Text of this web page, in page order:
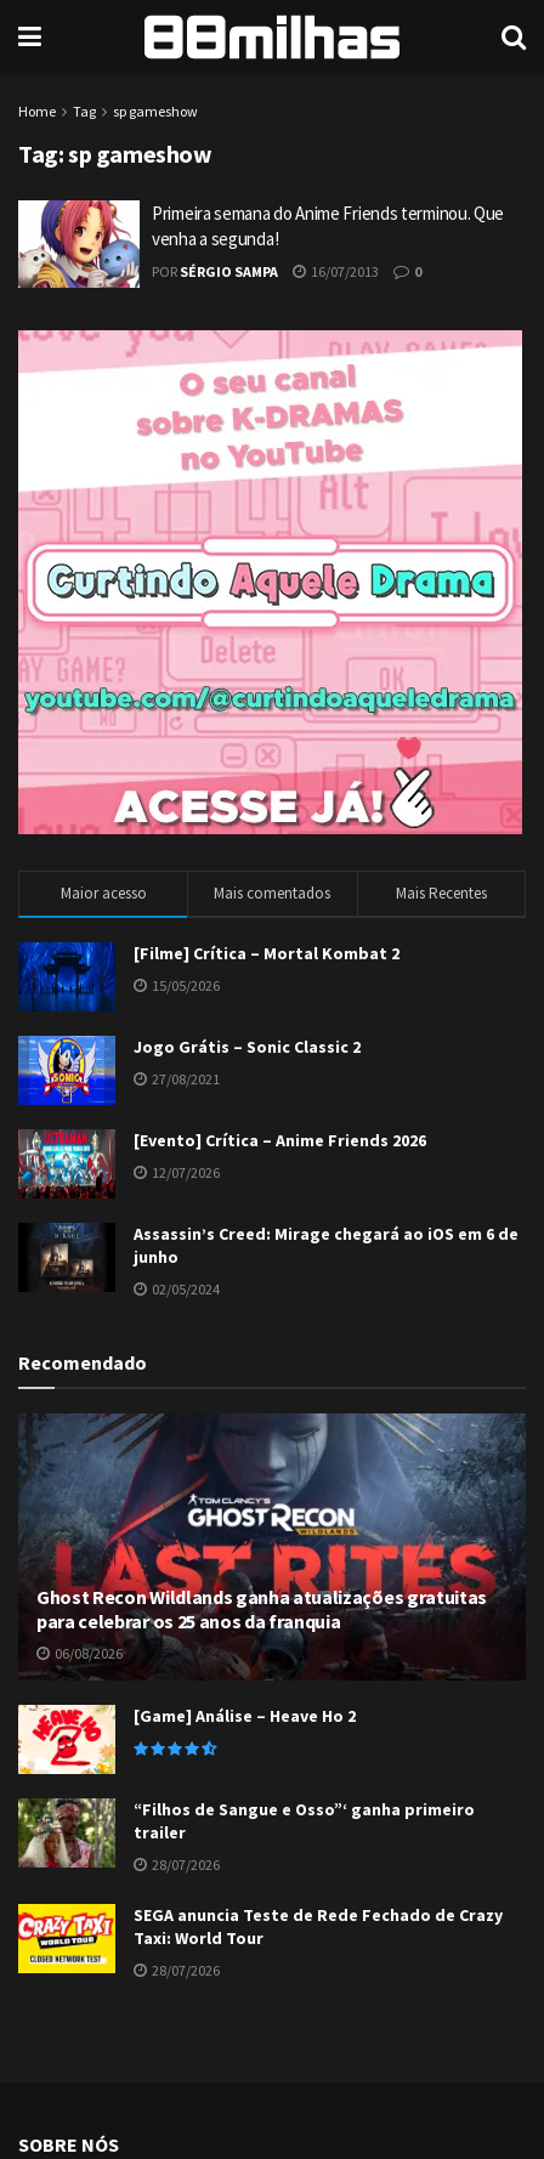
Home Tag sp gameshow
Tag:sp gameshow
Primeira semana do Anime Friends terminou. Que
venha a segunda!
POR SÉRGIO SAMPA 16/07/2013 0
Maior acesso Mais comentados Mais Recentes
[Filme] Crítica – Mortal Kombat 2
15/05/2026
Jogo Grátis – Sonic Classic 2
27/08/2021
[Evento] Crítica – Anime Friends 2026
12/07/2026
Assassin’s Creed: Mirage chegará ao iOS em 6 de
junho
02/05/2024
Recomendado
Ghost Recon Wildlands ganha atualizações gratuitas
para celebrar os 25 anos da franquia
06/08/2026
[Game] Análise – Heave Ho 2
“Filhos de Sangue e Osso”‘ ganha primeiro
trailer
28/07/2026
SEGA anuncia Teste de Rede Fechado de Crazy
Taxi: World Tour
28/07/2026
SOBRE NÓS